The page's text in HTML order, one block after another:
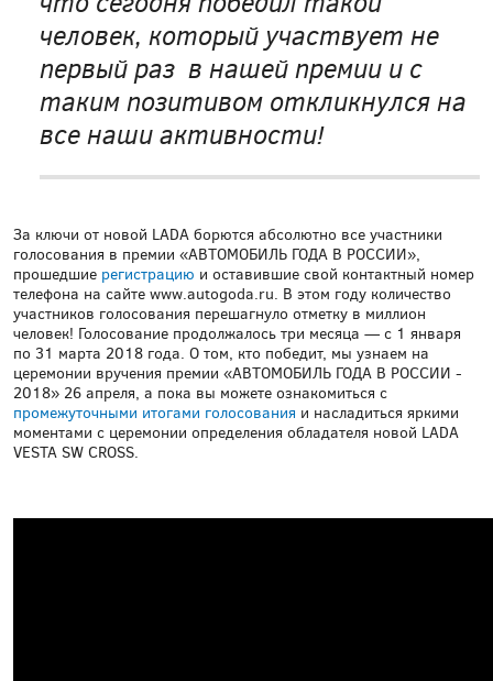
человек, который участвует не
первый раз в нашей премии и с
таким позитивом откликнулся на
все наши активности!
За ключи от новой LADA борются абсолютно все участники
голосования в премии «АВТОМОБИЛЬ ГОДА В РОССИИ»,
прошедшие регистрацию и оставившие свой контактный номер
телефона на сайте www.autogoda.ru. В этом году количество
участников голосования перешагнуло отметку в миллион
человек! Голосование продолжалось три месяца — с 1 января
по 31 марта 2018 года. О том, кто победит, мы узнаем на
церемонии вручения премии «АВТОМОБИЛЬ ГОДА В РОССИИ -
2018» 26 апреля, а пока вы можете ознакомиться с
промежуточными итогами голосования и насладиться яркими
моментами с церемонии определения обладателя новой LADA
VESTA SW CROSS.